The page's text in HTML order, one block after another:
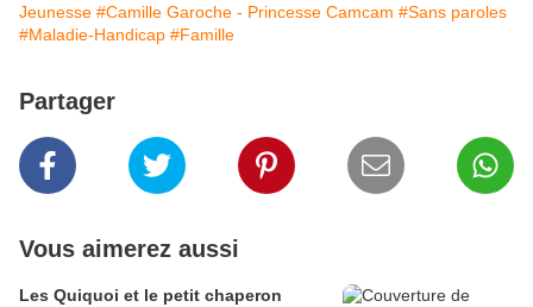
Jeunesse #Camille Garoche - Princesse Camcam #Sans paroles
#Maladie-Handicap #Famille
Partager
Vous aimerez aussi
Les Quiquoi et le petit chaperon